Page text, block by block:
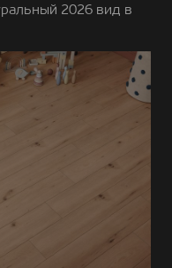
2026 вид в